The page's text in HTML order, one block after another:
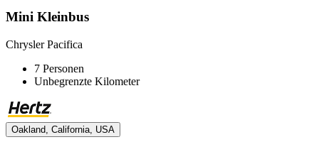
Mini Kleinbus
Chrysler Pacifica
7 Personen
Unbegrenzte Kilometer
Oakland, California, USA